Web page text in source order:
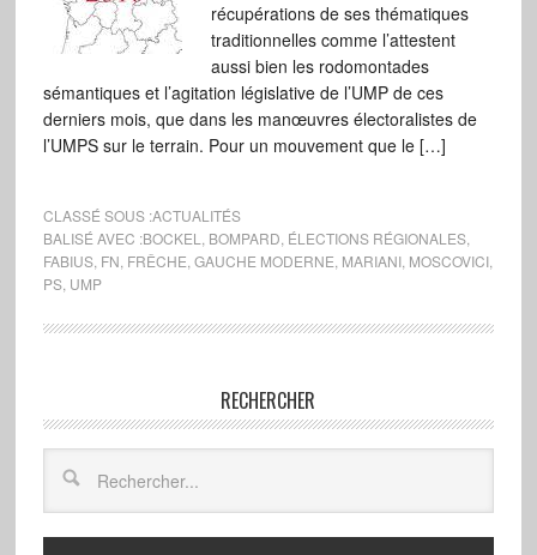
récupérations de ses thématiques
traditionnelles comme l’attestent
aussi bien les rodomontades
sémantiques et l’agitation législative de l’UMP de ces
derniers mois, que dans les manœuvres électoralistes de
l’UMPS sur le terrain. Pour un mouvement que le […]
CLASSÉ SOUS :ACTUALITÉS
BALISÉ AVEC :BOCKEL BOMPARD ÉLECTIONS RÉGIONALES,
FABIUS, FN FRÊCHE GAUCHE MODERNE MARIANI, MOSCOVICI,
PS, UMP
RECHERCHER